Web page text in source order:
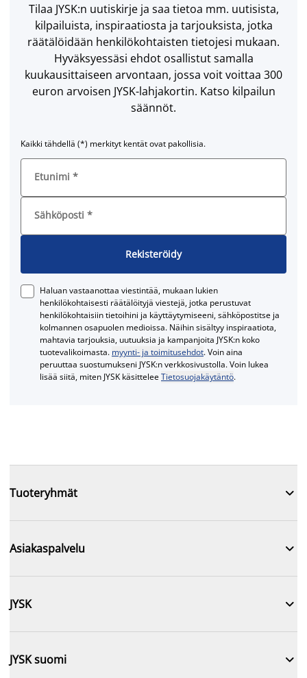
Tilaa JYSK:n uutiskirje ja saa tietoa mm. uutisista,
kilpailuista, inspiraatiosta ja tarjouksista, jotka
räätälöidään henkilökohtaisten tietojesi mukaan.
Hyväksyessäsi ehdot osallistut samalla
kuukausittaiseen arvontaan, jossa voit voittaa 300
euron arvoisen JYSK-lahjakortin. Katso kilpailun
säännöt.
Kaikki tähdellä (*) merkityt kentät ovat pakollisia.
Etunimi *
Sähköposti *
Rekisteröidy
Haluan vastaanottaa viestintää, mukaan lukien
henkilökohtaisesti räätälöityjä viestejä, jotka perustuvat
henkilökohtaisiin tietoihini ja käyttäytymiseeni, sähköpostitse ja
kolmannen osapuolen medioissa. Näihin sisältyy inspiraatiota,
mahtavia tarjouksia, uutuuksia ja kampanjoita JYSK:n koko
tuotevalikoimasta. myynti- ja toimitusehdot. Voin aina
peruuttaa suostumukseni JYSK:n verkkosivustolla. Voin lukea
lisää siitä, miten JYSK käsitteleeTietosuojakäytäntö.
Tuoteryhmät 
Asiakaspalvelu 
JYSK 
JYSK suomi 